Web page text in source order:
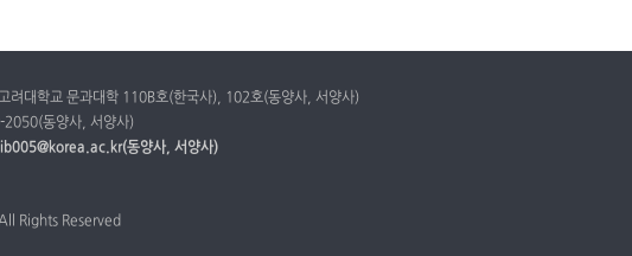
려대학교 문과대학 110B호(한국사), 102호(동양사, 서양사)
동양사, 서양사)
동양사, 서양사)
Rights Reserved